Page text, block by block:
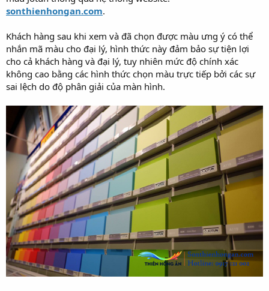
sonthienhongan.com.
Khách hàng sau khi xem và đã chọn được màu ưng ý có thể
nhắn mã màu cho đại lý, hình thức này đảm bảo sự tiện lợi
cho cả khách hàng và đại lý, tuy nhiên mức độ chính xác
không cao bằng các hình thức chọn màu trực tiếp bởi các sự
sai lệch do độ phân giải của màn hình.